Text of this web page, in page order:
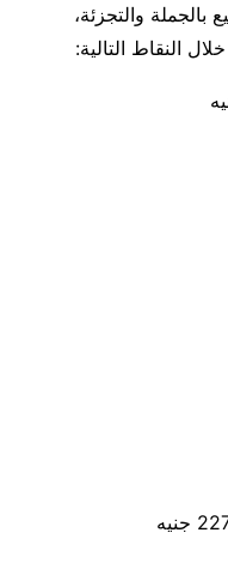
والتجزئة،
النقاط التالية: